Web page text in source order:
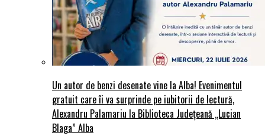
Un autor de benzi desenate vine la Alba! Evenimentul
gratuit care îi va surprinde pe iubitorii de lectură,
Alexandru Palamariu la Biblioteca Județeană „Lucian
Blaga” Alba